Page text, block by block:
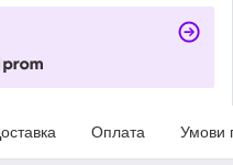
Оплата Умови